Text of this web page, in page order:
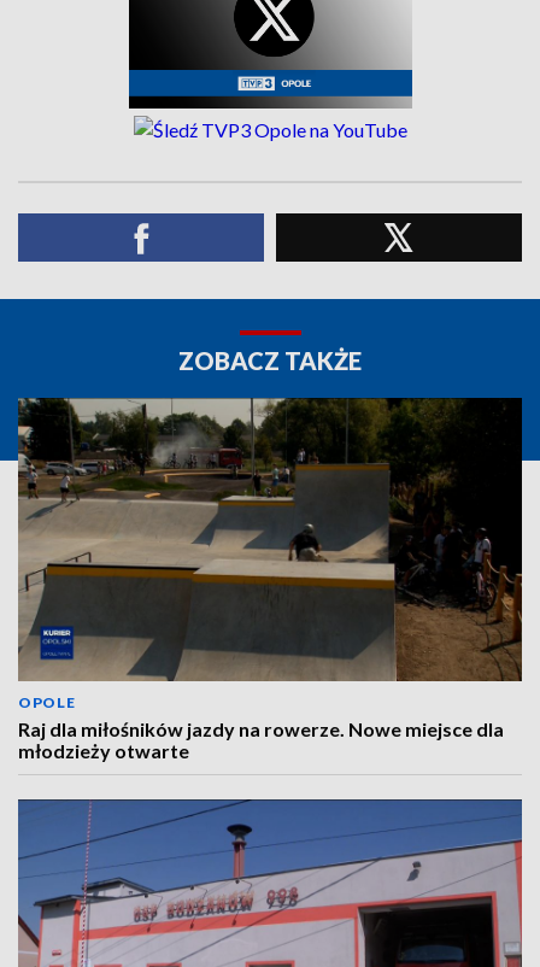
ZOBACZ TAKŻE
OPOLE
Raj dla miłośników jazdy na rowerze. Nowe miejsce dla
młodzieży otwarte